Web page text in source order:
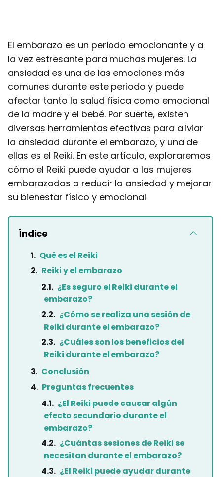
El embarazo es un periodo emocionante y a
la vez estresante para muchas mujeres. La
ansiedad es una de las emociones más
comunes durante este periodo y puede
afectar tanto la salud física como emocional
de la madre y el bebé. Por suerte, existen
diversas herramientas efectivas para aliviar
la ansiedad durante el embarazo, y una de
ellas es el Reiki. En este artículo, exploraremos
cómo el Reiki puede ayudar a las mujeres
embarazadas a reducir la ansiedad y mejorar
su bienestar físico y emocional.
Índice
Qué es el Reiki
Reiki y el embarazo
¿Es seguro el Reiki durante el
embarazo?
¿Cómo se realiza una sesión de
Reiki durante el embarazo?
¿Cuáles son los beneficios del
Reiki durante el embarazo?
Conclusión
Preguntas frecuentes
¿El Reiki puede causar algún
efecto secundario durante el
embarazo?
¿Cuántas sesiones de Reiki se
necesitan durante el embarazo?
¿El Reiki puede ayudar durante